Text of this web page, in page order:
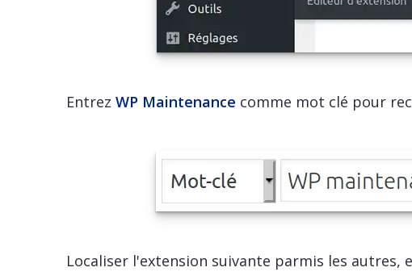
EntrezWP Maintenance comme mot clé pour
Localiser l'extension suivante parmis les autres,